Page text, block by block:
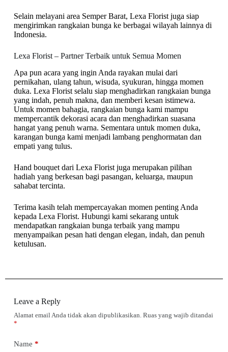
Selain melayani area Semper Barat, Lexa Florist juga siap
mengirimkan rangkaian bunga ke berbagai wilayah lainnya di
Indonesia.
Lexa Florist – Partner Terbaik untuk Semua Momen
Apa pun acara yang ingin Anda rayakan mulai dari
pernikahan, ulang tahun, wisuda, syukuran, hingga momen
duka. Lexa Florist selalu siap menghadirkan rangkaian bunga
yang indah, penuh makna, dan memberi kesan istimewa.
Untuk momen bahagia, rangkaian bunga kami mampu
mempercantik dekorasi acara dan menghadirkan suasana
hangat yang penuh warna. Sementara untuk momen duka,
karangan bunga kami menjadi lambang penghormatan dan
empati yang tulus.
Hand bouquet dari Lexa Florist juga merupakan pilihan
hadiah yang berkesan bagi pasangan, keluarga, maupun
sahabat tercinta.
Terima kasih telah mempercayakan momen penting Anda
kepada Lexa Florist. Hubungi kami sekarang untuk
mendapatkan rangkaian bunga terbaik yang mampu
menyampaikan pesan hati dengan elegan, indah, dan penuh
ketulusan.
Leave a Reply
Alamat email Anda tidak akan dipublikasikan. Ruas yang wajib ditandai
*
Name *